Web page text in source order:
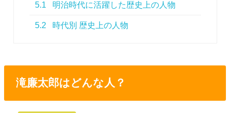
5.1 明治時代に活躍した歴史上の人物
5.2 時代別 歴史上の人物
滝廉太郎はどんな人？